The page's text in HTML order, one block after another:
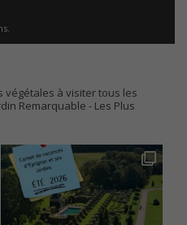
végétales à visiter tous les
Remarquable - Les Plus